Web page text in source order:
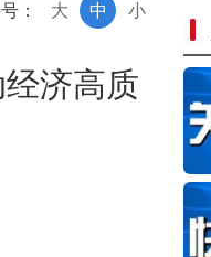
： 小
中
大
济高质